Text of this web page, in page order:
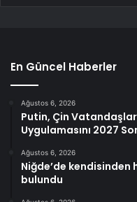
En Güncel Haberler
Ağustos 6, 2026
Putin, Çin
Uygulamasını 2027
Ağustos 6, 2026
Niğde’de kendisinden
bulundu